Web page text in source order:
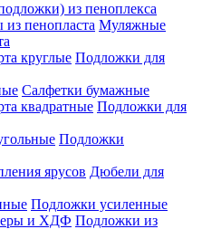
из пеноплекса
Муляжные
Подложки для
Салфетки бумажные
Подложки для
Подложки
Дюбели для
Подложки усиленные
Подложки из